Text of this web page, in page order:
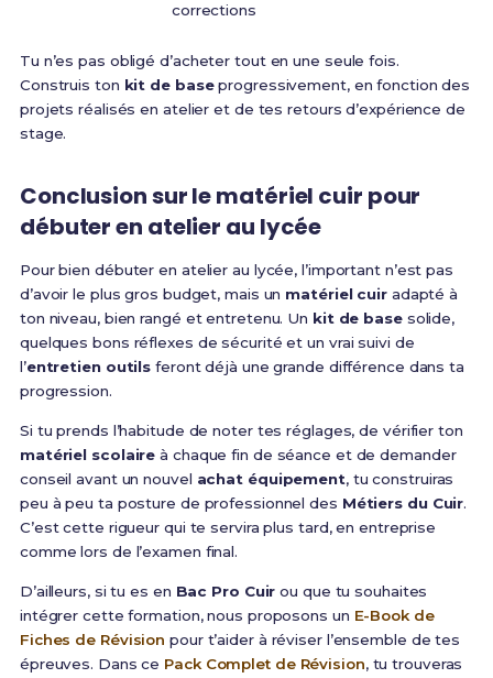
corrections
Tu n’es pas obligé d’acheter tout en une seule fois.
Construis ton kit de baseprogressivement, en fonction des
projets réalisés en atelier et de tes retours d’expérience de
stage.
Conclusion sur le matériel cuir pour
débuter en atelier au lycée
Pour bien débuter en atelier au lycée, l’important n’est pas
d’avoir le plus gros budget, mais un matériel cuiradapté à
ton niveau, bien rangé et entretenu. Un kit de basesolide,
quelques bons réflexes de sécurité et un vrai suivi de
l’entretien outils feront déjà une grande différence dans ta
progression.
Si tu prends l’habitude de noter tes réglages, de vérifier ton
matériel scolaire à chaque fin de séance et de demander
conseil avant un nouvel achat équipement, tu construiras
peu à peu ta posture de professionnel des Métiers du Cuir.
C’est cette rigueur qui te servira plus tard, en entreprise
comme lors de l’examen final.
D’ailleurs, si tu es en Bac Pro Cuir ou que tu souhaites
intégrer cette formation, nous proposons un E-Book de
Fiches de Révision pour t’aider à réviser l’ensemble de tes
épreuves. Dans ce Pack Complet de Révision, tu trouveras